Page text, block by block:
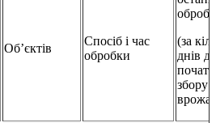
Об’єктів
Спосіб і час
обробки
(за
днів до
збору